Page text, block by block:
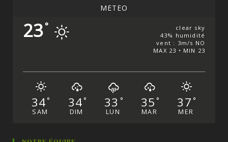
MÉTÉO
23°
clear sky
43% humidité
vent : 3m/s NO
MAX 23 • MIN 23
34 °
SAM
34 °
DIM
33 °
LUN
35 °
MAR
37 °
MER